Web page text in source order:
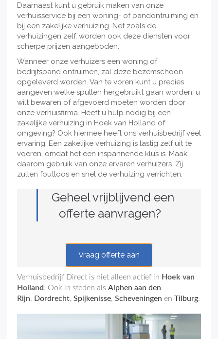
Daarnaast kunt u gebruik maken van onze
verhuisservice bij een woning- of pandontruiming en
bij een zakelijke verhuizing. Net zoals de
verhuizingen zelf, worden ook deze diensten voor
scherpe prijzen aangeboden.
Wanneer onze verhuizers een woning of
bedrijfspand ontruimen, zal deze bezemschoon
opgeleverd worden. Van te voren kunt u precies
aangeven welke spullen hergebruikt gaan worden, u
wilt bewaren of afgevoerd moeten worden door
onze verhuisfirma. Heeft u hulp nodig bij een
zakelijke verhuizing in Hoek van Holland of
omgeving? Ook hiermee heeft ons verhuisbedrijf veel
ervaring. Een zakelijke verhuizing is lastig zelf uit te
voeren, omdat het een inspannende klus is. Maak
daarom gebruik van onze ervaren verhuizers. Zij
zullen foutloos en snel de verhuizing verrichten.
Geheel vrijblijvend een
offerte aanvragen?
Vraag offerte aan
Verhuisbedrijf Direct is niet alleen actief in Hoek van
Holland . Ook in steden als Alphen aan den
Rijn, Dordrecht, Spijkenisse, Scheveningen en Tilburg.